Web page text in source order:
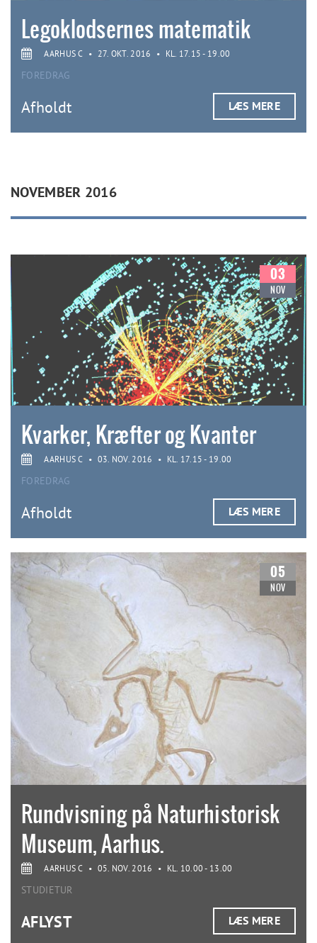
Legoklodsernes matematik
AARHUS C • 27. OKT. 2016 • KL. 17.15 - 19.00
FOREDRAG
Afholdt LÆS MERE
NOVEMBER 2016
03
NOV
Kvarker, Kræfter og Kvanter
AARHUS C • 03. NOV. 2016 • KL. 17.15 - 19.00
FOREDRAG
Afholdt LÆS MERE
05
NOV
Rundvisning på Naturhistorisk
Museum, Aarhus.
AARHUS C • 05. NOV. 2016 • KL. 10.00 - 13.00
STUDIETUR
AFLYST LÆS MERE